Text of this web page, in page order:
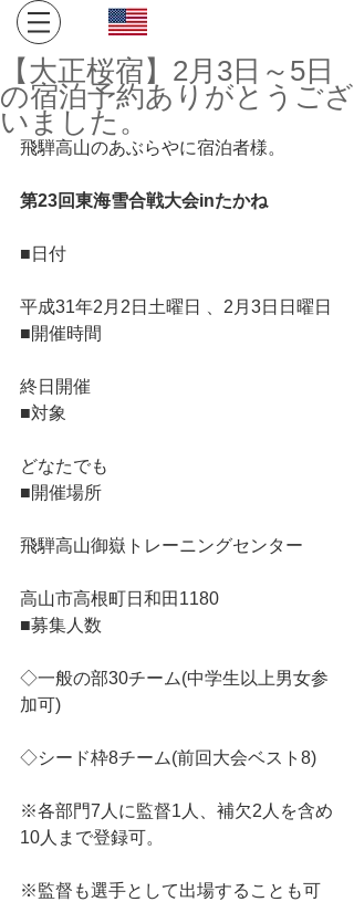
​金沢・飛騨高山への旅。１日１組限定、完全プライベート
空間でお寛ぎください。
【大正桜宿】2月3日～5日
の宿泊予約ありがとうござ
いました。
飛騨高山のあぶらやに宿泊者様。
第23回東海雪合戦大会inたかね
■日付
平成31年2月2日土曜日 、2月3日日曜日
■開催時間
終日開催
■対象
どなたでも
■開催場所
飛騨高山御嶽トレーニングセンター
高山市高根町日和田1180
■募集人数
◇一般の部30チーム(中学生以上男女参
加可)
◇シード枠8チーム(前回大会ベスト8)
※各部門7人に監督1人、補欠2人を含め
10人まで登録可。
※監督も選手として出場することも可